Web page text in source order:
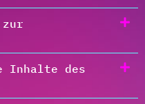
Inhalte des